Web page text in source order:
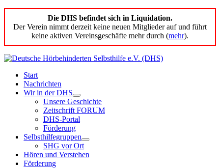
Die DHS befindet sich in Liquidation.
Der Verein nimmt derzeit keine neuen Mitglieder auf und führt
keine aktiven Vereinsgeschäfte mehr durch (mehr).
Start
Nachrichten
Wir in der DHS
Unsere Geschichte
Zeitschrift FORUM
DHS-Portal
Förderung
Selbsthilfegruppen
SHG vor Ort
Hören und Verstehen
Förderung